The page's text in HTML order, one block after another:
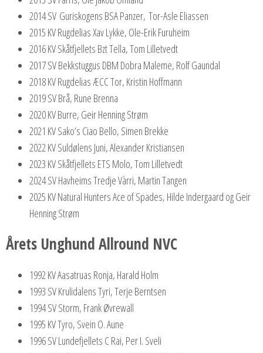
2014 SV Guriskogens BSA Panzer, Tor-Asle Eliassen
2015 KV Rugdelias Xav Lykke, Ole-Erik Furuheim
2016 KV Skåtfjellets Bzt Tella, Tom Lilletvedt
2017 SV Bekkstuggus DBM Dobra Maleme, Rolf Gaundal
2018 KV Rugdelias ÆCC Tor, Kristin Hoffmann
2019 SV Brå, Rune Brenna
2020 KV Burre, Geir Henning Strøm
2021 KV Sako’s Ciao Bello, Simen Brekke
2022 KV Suldølens Juni, Alexander Kristiansen
2023 KV Skåtfjellets ETS Molo, Tom Lilletvedt
2024 SV Havheims Tredje Vàrri, Martin Tangen
2025 KV Natural Hunters Ace of Spades, Hilde Indergaard og Geir
Henning Strøm
Årets Unghund Allround NVC
1992 KV Aasatruas Ronja, Harald Holm
1993 SV Krulidalens Tyri, Terje Berntsen
1994 SV Storm, Frank Øvrewall
1995 KV Tyro, Svein O. Aune
1996 SV Lundefjellets C Rai, Per I. Sveli